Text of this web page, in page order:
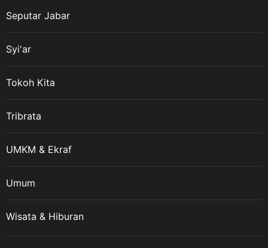
Seputar Jabar
Syi'ar
Tokoh Kita
Tribrata
UMKM & Ekraf
Umum
Wisata & Hiburan